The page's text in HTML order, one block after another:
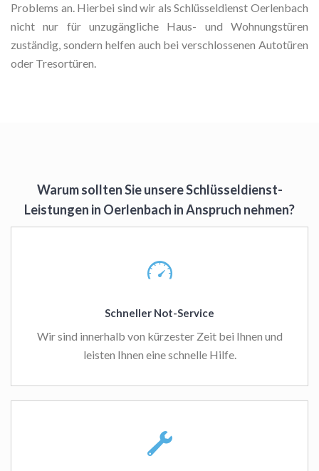
Problems an. Hierbei sind wir als Schlüsseldienst Oerlenbach
nicht nur für unzugängliche Haus- und Wohnungstüren
zuständig, sondern helfen auch bei verschlossenen Autotüren
oder Tresortüren.
Warum sollten Sie unsere Schlüsseldienst-
Leistungen in Oerlenbach in Anspruch nehmen?
Schneller Not-Service
Wir sind innerhalb von kürzester Zeit bei Ihnen und
leisten Ihnen eine schnelle Hilfe.